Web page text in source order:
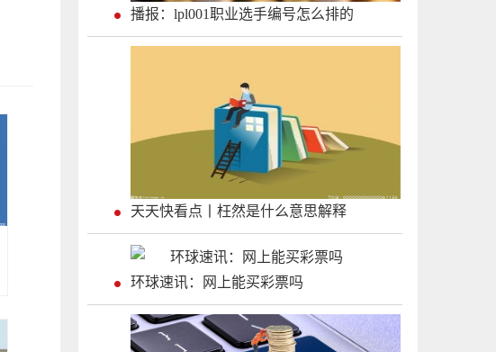
播报：lpl001职业选手编号怎么排的
天天快看点丨枉然是什么意思解释
环球速讯：网上能买彩票吗